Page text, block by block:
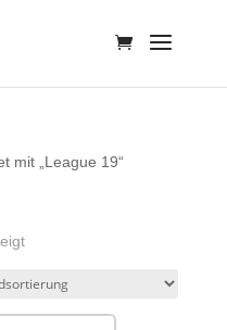
mit „League 19“